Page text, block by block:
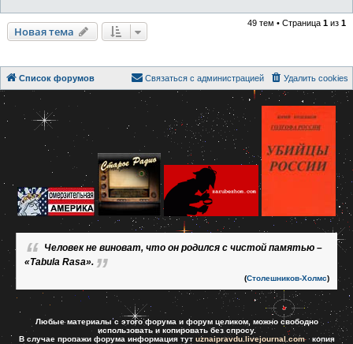
Новая тема
49 тем • Страница 1 из 1
Список форумов Удалить cookies
Связаться с администрацией
Человек не виноват, что он родился с чистой памятью –
«Tabula Rasa».
(Столешников-Холмс)
Любые материалы с этого форума и форум целиком, можно свободно
использовать и копировать без спросу.
В случае пропажи форума информация тут uznaipravdu.livejournal.comкопия